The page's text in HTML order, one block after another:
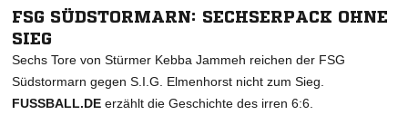
FSG SÜDSTORMARN: SECHSERPACK OHNE
SIEG
Sechs Tore von Stürmer Kebba Jammeh reichen der FSG
Südstormarn gegen S.I.G. Elmenhorst nicht zum Sieg.
FUSSBALL.DE erzählt die Geschichte des irren 6:6.